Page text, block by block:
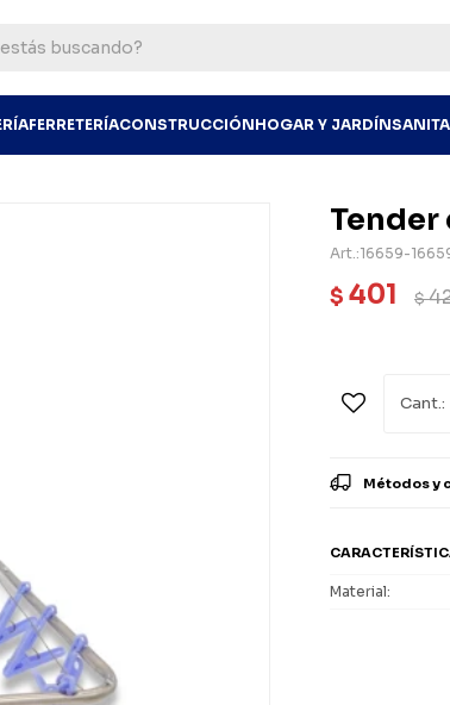
FERRETERÍACONSTRUCCIÓNHOGAR Y JARDÍN
Tender
16659-
$ 401 $
Métodos y
Material